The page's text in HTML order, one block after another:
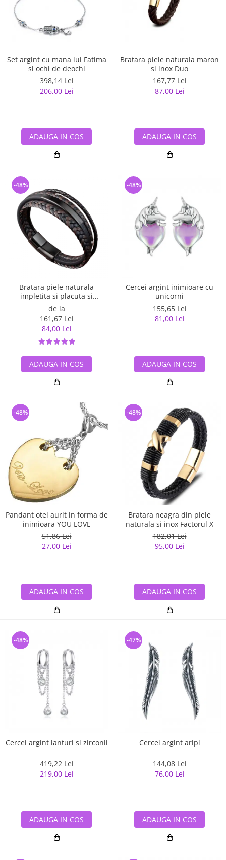
Set argint cu mana lui Fatima
si ochi de deochi
398,14 Lei
206,00 Lei
ADAUGA IN COS
Bratara piele naturala maron
si inox Duo
167,77 Lei
87,00 Lei
ADAUGA IN COS
Bratara piele naturala
impletita si placuta si
inchizatoare din inox
de la
161,67 Lei
84,00 Lei
-48%
ADAUGA IN COS
Cercei argint inimioare cu
unicorni
155,65 Lei
81,00 Lei
-48%
ADAUGA IN COS
Pandant otel aurit in forma de
inimioara YOU LOVE
51,86 Lei
27,00 Lei
-48%
ADAUGA IN COS
Bratara neagra din piele
naturala si inox Factorul X
182,01 Lei
95,00 Lei
-48%
ADAUGA IN COS
Cercei argint lanturi si zirconii
419,22 Lei
219,00 Lei
-48%
ADAUGA IN COS
Cercei argint aripi
144,08 Lei
76,00 Lei
-47%
ADAUGA IN COS